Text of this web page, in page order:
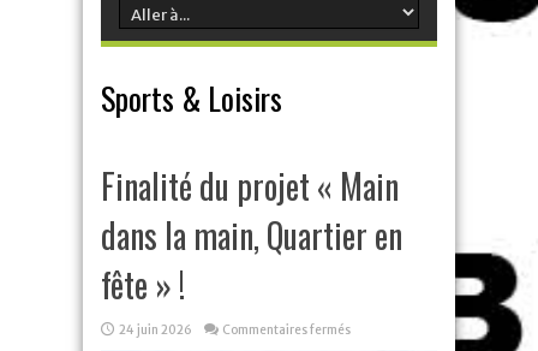
Sports & Loisirs
Finalité du projet « Main
dans la main, Quartier en
fête » !
24 juin 2026 Commentaires ferméssur